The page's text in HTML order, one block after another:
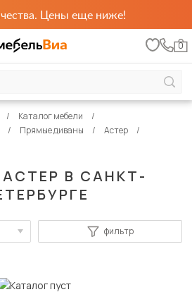
Цены еще ниже!
0
В САНКТ-
Каталог мебели
Прямые диваны
Астер
фильтр